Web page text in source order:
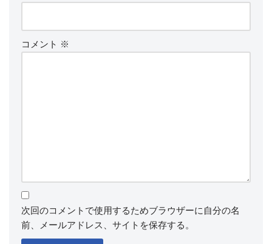
コメント ※
次回のコメントで使用するためブラウザーに自分の名
前、メールアドレス、サイトを保存する。